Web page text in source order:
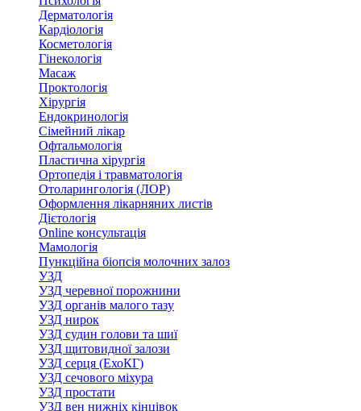
Дерматологія
Кардіологія
Косметологія
Гінекологія
Масаж
Проктологія
Хірургія
Ендокринологія
Сімейний лікар
Офтальмологія
Пластична хірургія
Ортопедія і травматологія
Отоларингологія (ЛОР)
Оформлення лікарняних листів
Дієтологія
Online консультація
Мамологія
Пункційна біопсія молочних залоз
УЗД
УЗД черевної порожнини
УЗД органів малого тазу
УЗД нирок
УЗД судин голови та шиї
УЗД щитовидної залози
УЗД серця (ЕхоКГ)
УЗД сечового міхура
УЗД простати
УЗД вен нижніх кінцівок